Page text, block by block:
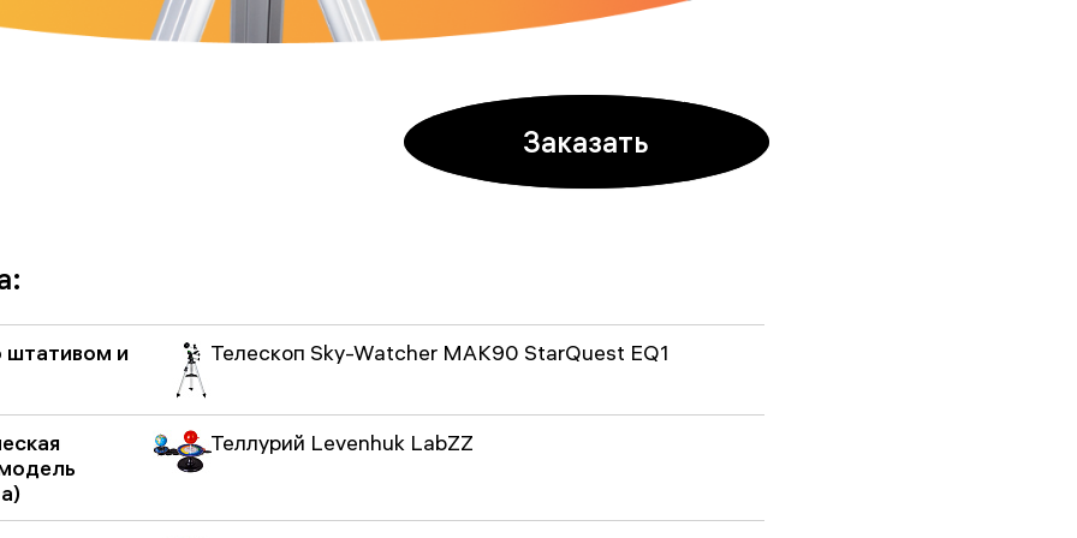
Заказать
штативом и Телескоп Sky-Watcher MAK90 StarQuest EQ1
Теллурий Levenhuk LabZZ